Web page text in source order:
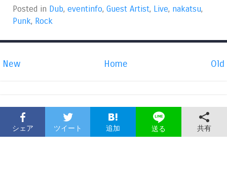
Posted in Dub, eventinfo, Guest Artist, Live, nakatsu,
Punk, Rock
New Old
Home
シェア ツイート 追加 送る 共有